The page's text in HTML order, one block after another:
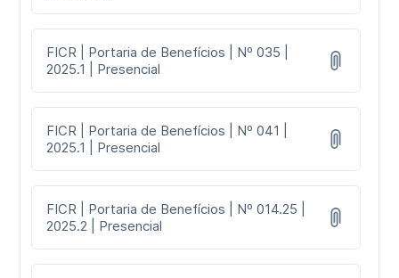
FICR | Portaria de Benefícios | Nº 035 |
2025.1 | Presencial
FICR | Portaria de Benefícios | Nº 041 |
2025.1 | Presencial
FICR | Portaria de Benefícios | Nº 014.25 |
2025.2 | Presencial